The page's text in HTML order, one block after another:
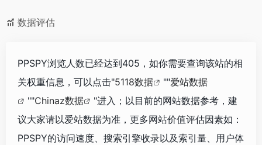
数据评估
PPSPY浏览人数已经达到405，如你需要查询该站的相
关权重信息，可以点击"5118数据 ""爱站数据
""Chinaz数据
"进入；以目前的网站数据参考，建
议大家请以爱站数据为准，更多网站价值评估因素如：
PPSPY的访问速度、搜索引擎收录以及索引量、用户体